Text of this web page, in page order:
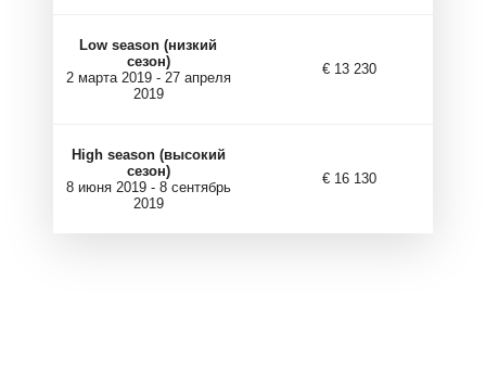
Low season (низкий
сезон)
2 марта 2019 - 27 апреля
2019
€ 13 230
High season (высокий
сезон)
8 июня 2019 - 8 сентябрь
2019
€ 16 130